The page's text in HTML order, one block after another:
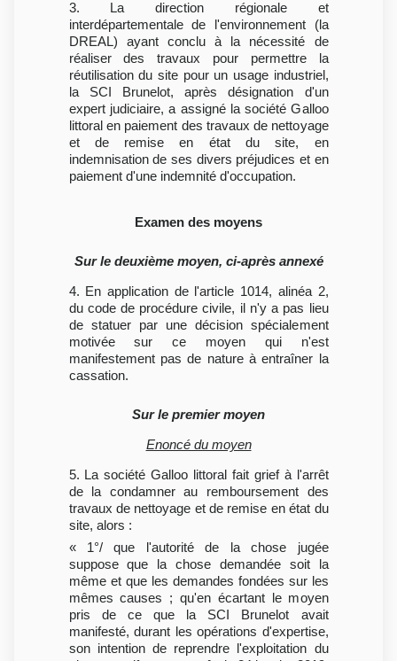
3. La direction régionale et
interdépartementale de l'environnement (la
DREAL) ayant conclu à la nécessité de
réaliser des travaux pour permettre la
réutilisation du site pour un usage industriel,
la SCI Brunelot, après désignation d'un
expert judiciaire, a assigné la société Galloo
littoral en paiement des travaux de nettoyage
et de remise en état du site, en
indemnisation de ses divers préjudices et en
paiement d'une indemnité d'occupation.
Examen des moyens
Sur le deuxième moyen, ci-après annexé
4. En application de l'article 1014, alinéa 2,
du code de procédure civile, il n'y a pas lieu
de statuer par une décision spécialement
motivée sur ce moyen qui n'est
manifestement pas de nature à entraîner la
cassation.
Sur le premier moyen
Enoncé du moyen
5. La société Galloo littoral fait grief à l'arrêt
de la condamner au remboursement des
travaux de nettoyage et de remise en état du
site, alors :
« 1°/ que l'autorité de la chose jugée
suppose que la chose demandée soit la
même et que les demandes fondées sur les
mêmes causes ; qu'en écartant le moyen
pris de ce que la SCI Brunelot avait
manifesté, durant les opérations d'expertise,
son intention de reprendre l'exploitation du